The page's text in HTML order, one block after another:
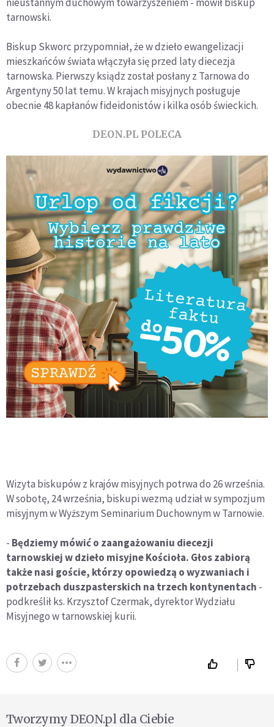
tarnowski.
Biskup Skworc przypomniał, że w dzieło ewangelizacji
mieszkańców świata włączyła się przed laty diecezja
tarnowska. Pierwszy ksiądz został posłany z Tarnowa do
Argentyny 50 lat temu. W krajach misyjnych posługuje
obecnie 48 kapłanów fideidonistów i kilka osób świeckich.
DEON.PL POLECA
Wizyta biskupów z krajów misyjnych potrwa do 26 września.
W sobotę, 24 września, biskupi wezmą udział w sympozjum
misyjnym w Wyższym Seminarium Duchownym w Tarnowie.
- Będziemy mówić o zaangażowaniu diecezji
tarnowskiej w dzieło misyjne Kościoła. Głos zabiorą
także nasi goście, którzy opowiedzą o wyzwaniach i
potrzebach duszpasterskich na trzech kontynentach -
podkreślił ks. Krzysztof Czermak, dyrektor Wydziału
Misyjnego w tarnowskiej kurii.
Tworzymy DEON.pl dla Ciebie